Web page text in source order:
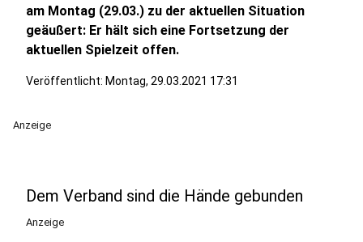
am Montag (29.03.) zu der aktuellen Situation
geäußert: Er hält sich eine Fortsetzung der
aktuellen Spielzeit offen.
Veröffentlicht: Montag, 29.03.2021 17:31
Anzeige
Dem Verband sind die Hände gebunden
Anzeige